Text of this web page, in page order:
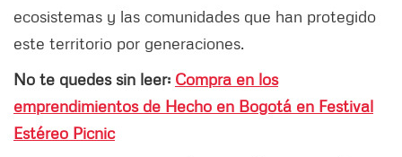
ecosistemas y las comunidades que han protegido
este territorio por generaciones.
No te quedes sin leer: Compra en los
emprendimientos de Hecho en Bogotá en Festival
Estéreo Picnic